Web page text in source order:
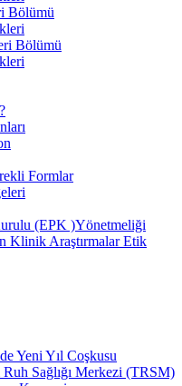
Bölümü
Bölümü
Formlar
(EPK )Yönetmeliği
Klinik Araştırmalar Etik
Yeni Yıl Coşkusu
Sağlığı Merkezi (TRSM)